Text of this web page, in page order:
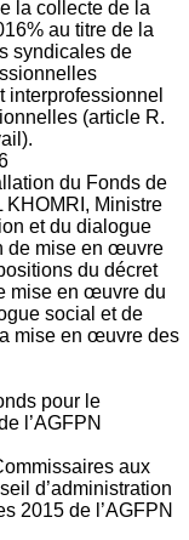
la collecte de la
au titre de la
syndicales de
interprofessionnel
(article R.
du Fonds de
KHOMRI, Ministre
et du dialogue
de mise en œuvre
du décret
mise en œuvre du
social et de
mise en œuvre des
pour le
l’AGFPN
aux
d’administration
2015 de l’AGFPN